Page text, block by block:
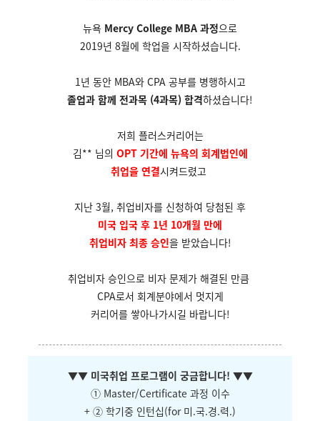
뉴욕 Mercy College MBA 과정으로
2019년 8월에 학업을 시작하셨습니다.
1년 동안 MBA와 CPA 공부를 병행하시고
졸업과 함께 전과목 (4과목) 합격하셨습니다!
저희 플러스커리어는
김** 님의 OPT 기간에 뉴욕의 회계법인에
취업을 연결시켜드렸고
지난 3월, 취업비자를 신청하여 당첨된 후
미국 입국 후 1년 10개월 만에
취업비자 최종 승인을 받았습니다!
취업비자 승인으로 비자 문제가 해결된 만큼
CPA로서 회계분야에서 멋지게
커리어를 쌓아나가시길 바랍니다!
▼▼ 미국취업 프로그램이 궁금합니다! ▼▼
① Master/Certificate 과정 이수
+ ② 학기중 인턴십(for 미.국.경.력.)